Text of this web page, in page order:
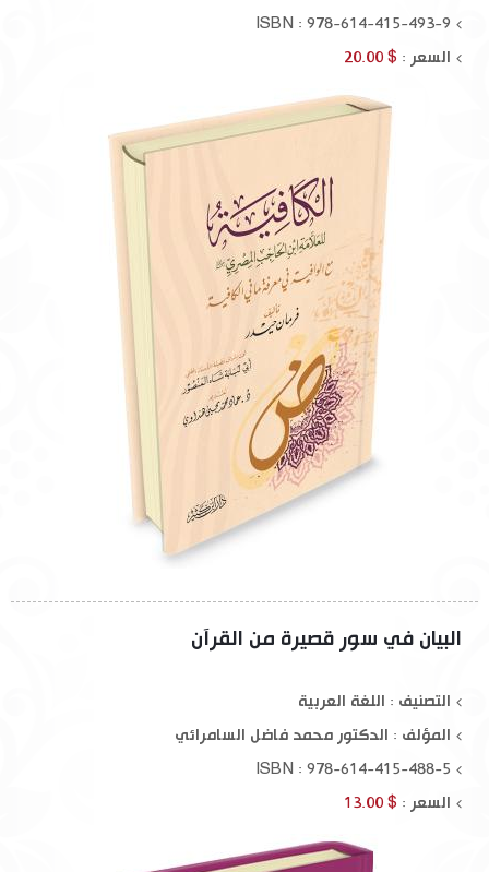
ISBN : 978-614-415-493-9
السعر : $ 20.00
البيان في سور قصيرة من القرآن
التصنيف : اللغة العربية
المؤلف : الدكتور محمد فاضل السامرائي
ISBN : 978-614-415-488-5
السعر : $ 13.00